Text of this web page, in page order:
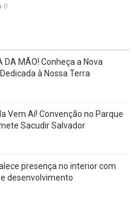
0
DA MÃO! Conheça a Nova
à Nossa Terra
Vem Aí! Convenção no Parque
Sacudir Salvador
presença no interior com
desenvolvimento